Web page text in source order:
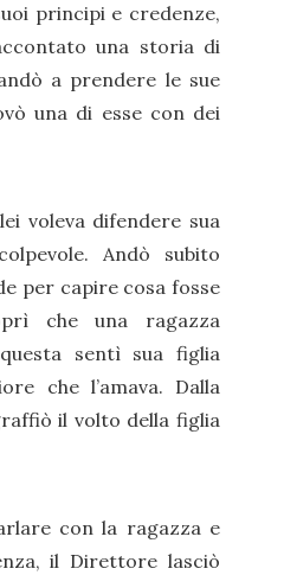
principi e credenze,
una storia di
a prendere le sue
una di esse con dei
voleva difendere sua
Andò subito
per capire cosa fosse
che una ragazza
sentì sua figlia
che l’amava. Dalla
il volto della figlia
con la ragazza e
il Direttore lasciò